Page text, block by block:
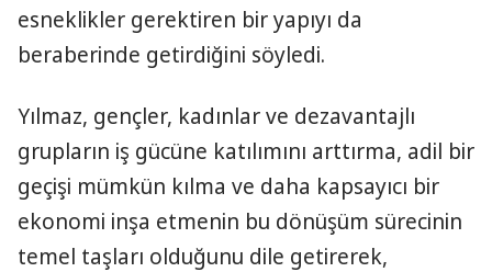
esneklikler gerektiren bir yapıyı da
beraberinde getirdiğini söyledi.
Yılmaz, gençler, kadınlar ve dezavantajlı
grupların iş gücüne katılımını arttırma, adil bir
geçişi mümkün kılma ve daha kapsayıcı bir
ekonomi inşa etmenin bu dönüşüm sürecinin
temel taşları olduğunu dile getirerek,